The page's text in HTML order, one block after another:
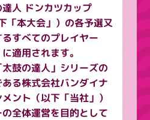
人 ドンカツカップ
本大会」）の各予選又
すべてのプレイヤー
適用されます。
鼓の達人」シリーズの
る株式会社バンダイナ
ント（以下「当社」）
全体運営を目的として